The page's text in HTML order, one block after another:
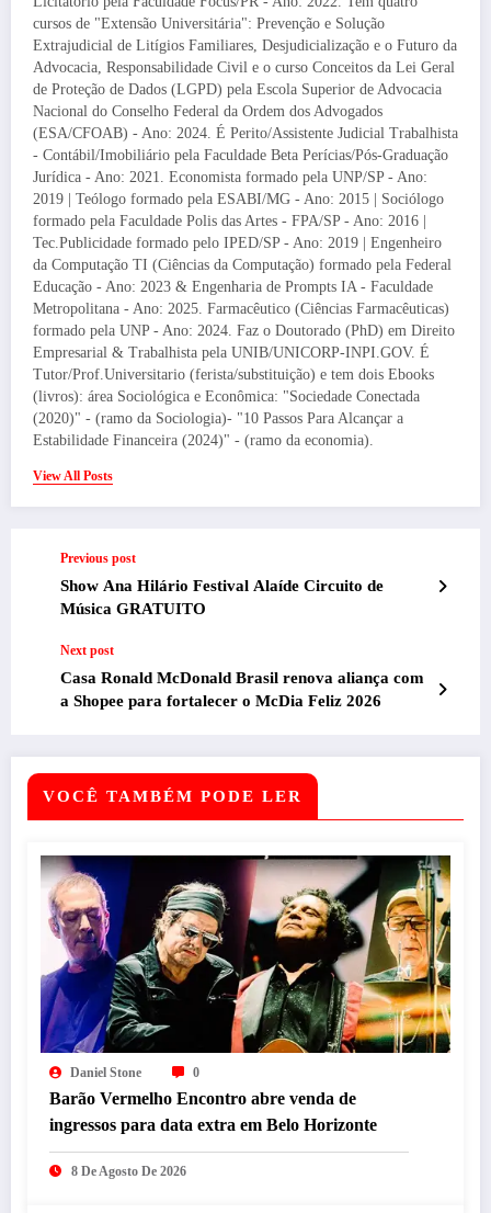
cursos de "Extensão Universitária": Prevenção e Solução
Extrajudicial de Litígios Familiares, Desjudicialização e o Futuro da
Advocacia, Responsabilidade Civil e o curso Conceitos da Lei Geral
de Proteção de Dados (LGPD) pela Escola Superior de Advocacia
Nacional do Conselho Federal da Ordem dos Advogados
(ESA/CFOAB) - Ano: 2024. É Perito/Assistente Judicial Trabalhista
- Contábil/Imobiliário pela Faculdade Beta Perícias/Pós-Graduação
Jurídica - Ano: 2021. Economista formado pela UNP/SP - Ano:
2019 | Teólogo formado pela ESABI/MG - Ano: 2015 | Sociólogo
formado pela Faculdade Polis das Artes - FPA/SP - Ano: 2016 |
Tec.Publicidade formado pelo IPED/SP - Ano: 2019 | Engenheiro
da Computação TI (Ciências da Computação) formado pela Federal
Educação - Ano: 2023 & Engenharia de Prompts IA - Faculdade
Metropolitana - Ano: 2025. Farmacêutico (Ciências Farmacêuticas)
formado pela UNP - Ano: 2024. Faz o Doutorado (PhD) em Direito
Empresarial & Trabalhista pela UNIB/UNICORP-INPI.GOV. É
Tutor/Prof.Universitario (ferista/substituição) e tem dois Ebooks
(livros): área Sociológica e Econômica: "Sociedade Conectada
(2020)" - (ramo da Sociologia)- "10 Passos Para Alcançar a
Estabilidade Financeira (2024)" - (ramo da economia).
View All Posts
Previous post
Show Ana Hilário Festival Alaíde Circuito de
Música GRATUITO
Next post
Casa Ronald McDonald Brasil renova aliança com
a Shopee para fortalecer o McDia Feliz 2026
VOCÊ TAMBÉM PODE LER
Daniel Stone 0
Barão Vermelho Encontro abre venda de
ingressos para data extra em Belo Horizonte
8 De Agosto De 2026